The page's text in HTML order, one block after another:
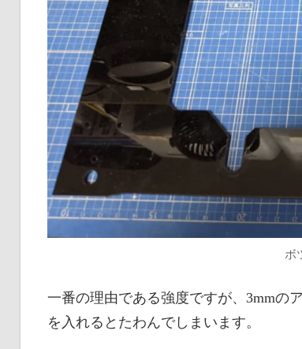
ボ
一番の理由である強度ですが、3mmの
を入れるとたわんでしまいます。